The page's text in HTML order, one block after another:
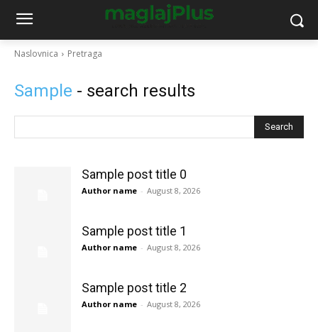
Naslovnica Pretraga
Sample - search results
Search
Sample post title 0
Author name - August 8, 2026
Sample post title 1
Author name - August 8, 2026
Sample post title 2
Author name - August 8, 2026